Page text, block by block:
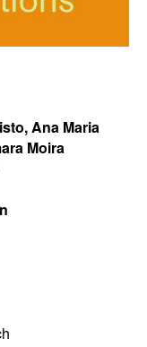
Ana Maria
Moira